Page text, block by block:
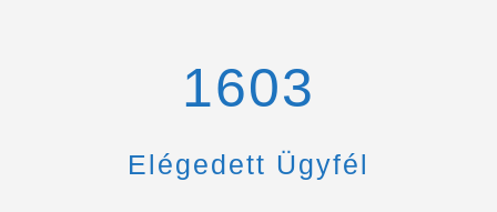
1670
Elégedett Ügyfél